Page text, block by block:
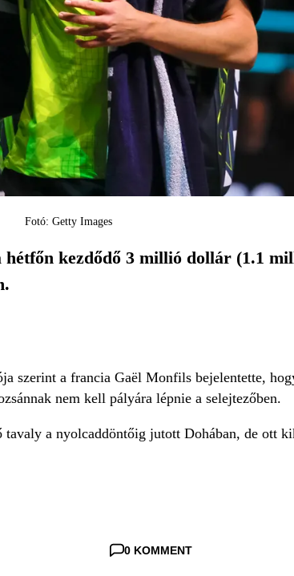
Fotó: Getty Images
hétfőn kezdődő 3 millió dollár (1.1
szerint a francia Gaël Monfils bejelentette,
nem kell pályára lépnie a selejtezőben.
a nyolcaddöntőig jutott Dohában, de ott
0 KOMMENT